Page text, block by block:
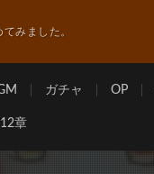
みました。
ガチャ OP
12章